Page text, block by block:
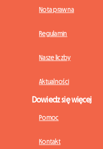
Nota prawna
Regulamin
Nasze liczby
Aktualności
Dowiedz się więcej
Pomoc
Kontakt